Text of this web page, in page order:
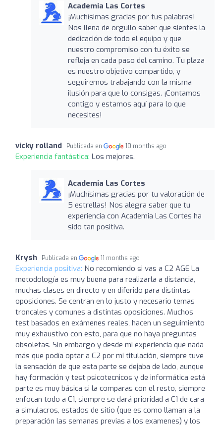
Academia Las Cortes
¡Muchísimas gracias por tus palabras!
Nos llena de orgullo saber que sientes la
dedicación de todo el equipo y que
nuestro compromiso con tu éxito se
refleja en cada paso del camino. Tu plaza
es nuestro objetivo compartido, y
seguiremos trabajando con la misma
ilusión para que lo consigas. ¡Contamos
contigo y estamos aquí para lo que
necesites!
vicky rolland Publicada en 10 months ago
Experiencia fantástica: Los mejores.
Academia Las Cortes
¡Muchísimas gracias por tu valoración de
5 estrellas! Nos alegra saber que tu
experiencia con Academia Las Cortes ha
sido tan positiva.
Krysh Publicada en 11 months ago
Experiencia positiva: No recomiendo si vas a C2 AGE La
metodología es muy buena para realizarla a distancia,
muchas clases en directo y en diferido para distintas
oposiciones. Se centran en lo justo y necesario temas
troncales y comunes a distintas oposiciones. Muchos
test basados en exámenes reales, hacen un seguimiento
muy exhaustivo con esto, para que no haya preguntas
obsoletas. Sin embargo y desde mi experiencia que nada
más que podía optar a C2 por mi titulación, siempre tuve
la sensación de que esta parte se dejaba de lado, aunque
hay formación y test psicotecnicos y de informática está
parte es muy básica si la comparas con el resto, siempre
enfocan todo a C1, siempre se dará prioridad a C1 de cara
a simulacros, estados de sitio (que es como llaman a la
preparación las semanas previas a los examenes) y los